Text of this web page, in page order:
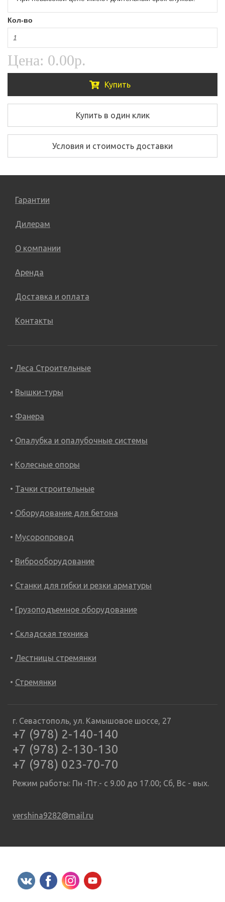
Кол-во
Цена: 0.00р.
Купить
Купить в один клик
Условия и стоимость доставки
Гарантии
Дилерам
О компании
Аренда
Доставка и оплата
Контакты
Леса Строительные
Вышки-туры
Фанера
Опалубка и опалубочные системы
Колесные опоры
Тачки строительные
Оборудование для бетона
Мусоропровод
Виброоборудование
Станки для гибки и резки арматуры
Грузоподъемное оборудование
Складская техника
Лестницы стремянки
Стремянки
г. Севастополь, ул. Камышовое шоссе, 27
+7 (978) 2-140-140
+7 (978) 2-130-130
+7 (978) 023-70-70
Режим работы: Пн -Пт.- с 9.00 до 17.00; Сб, Вс - вых.
vershina9282@mail.ru